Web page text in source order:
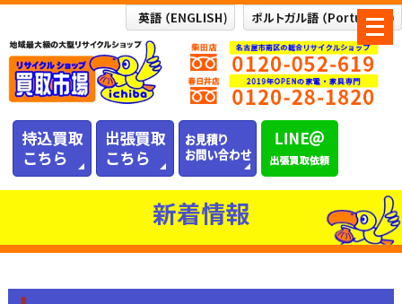
メ
ニ
ュ
ー
新着情報